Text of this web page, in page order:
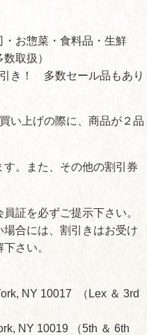
・お惣菜・食料品・生鮮
取扱）
き！ 多数セール品もあり
い上げの際に、商品が２品
す。また、その他の割引券
証を必ずご提示下さい。
場合には、割引きはお受け
さい。
NY 10017 （Lex ＆ 3rd
NY 10019 （5th ＆ 6th